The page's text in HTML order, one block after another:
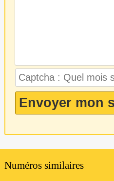
Numéros similaires